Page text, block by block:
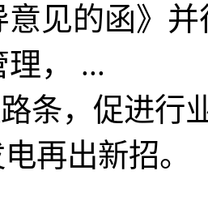
意见的函》
理， ...
，促进行业
再出新招。